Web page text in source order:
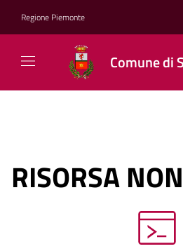
Regione Piemonte
Comune di
RISORSA